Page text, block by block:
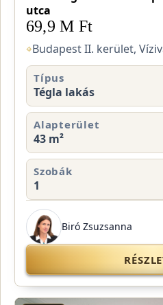
utca
69,9 M Ft
⌖Budapest II. kerület,
Típus
Tégla lakás
Alapterület
43 m²
Szobák
1
Biró Zsuzsanna